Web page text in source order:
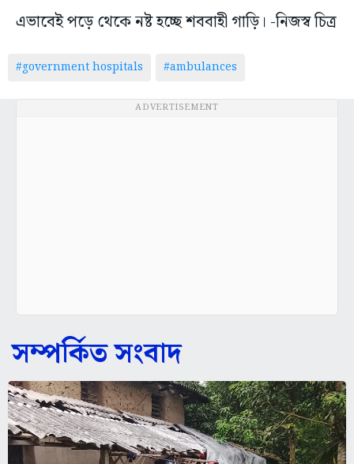
এভাবেই পড়ে থেকে নষ্ট হচ্ছে শববাহী গাড়ি। -নিজস্ব চিত্র
#government hospitals #ambulances
ADVERTISEMENT
সম্পর্কিত সংবাদ